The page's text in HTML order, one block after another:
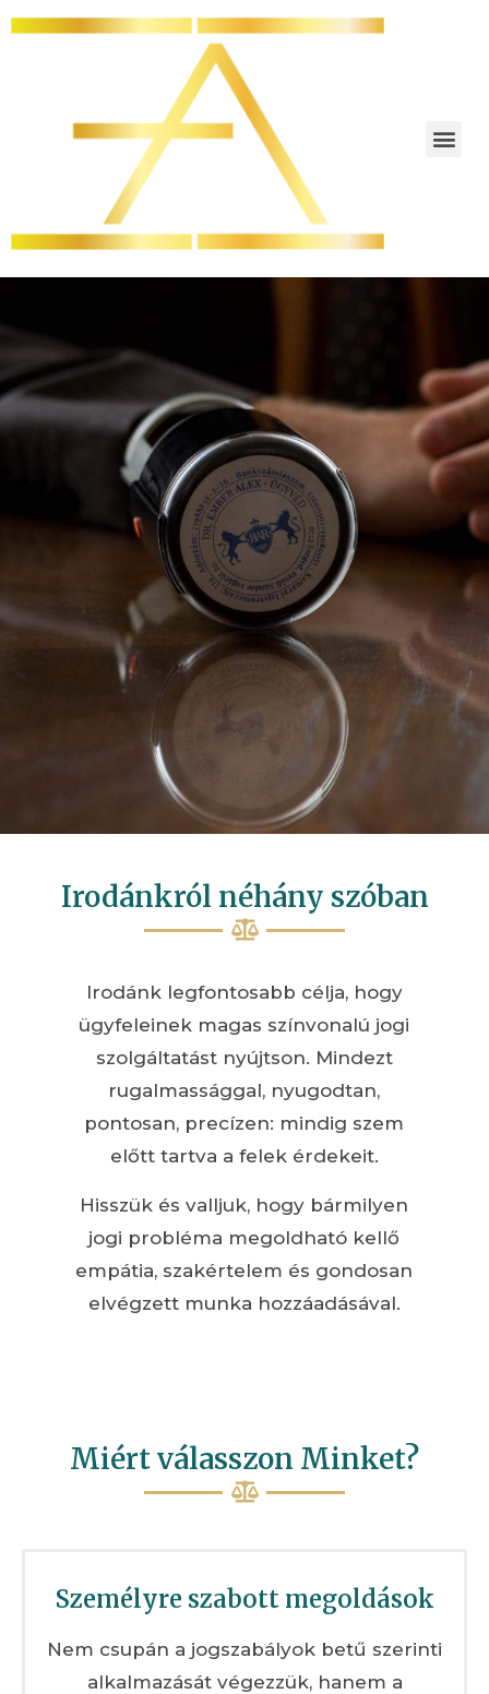
Irodánkról néhány szóban
Irodánk legfontosabb célja, hogy
ügyfeleinek magas színvonalú jogi
szolgáltatást nyújtson. Mindezt
rugalmassággal, nyugodtan,
pontosan, precízen: mindig szem
előtt tartva a felek érdekeit.
Hisszük és valljuk, hogy bármilyen
jogi probléma megoldható kellő
empátia, szakértelem és gondosan
elvégzett munka hozzáadásával.
Miért válasszon Minket?
Személyre szabott megoldások
Nem csupán a jogszabályok betű szerinti
alkalmazását végezzük, hanem a